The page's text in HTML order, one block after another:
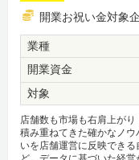
開業お祝い金対象
業種
開業資金
対象
店舗数も市場も右肩上が
積み重ねてきた確かなノ
いを店舗運営に反映でき